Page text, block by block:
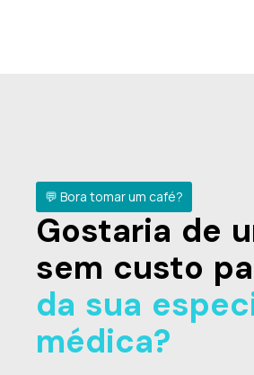
💬 Bora tomar um café?
Gostaria de
sem custo
da sua
médica?